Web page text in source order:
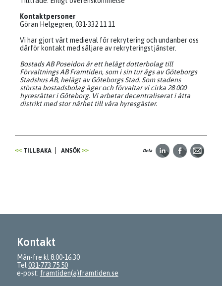
Kontaktpersoner
Göran Helgegren, 031-332 11 11
Vi har gjort vårt medieval för rekrytering och undanber oss
därför kontakt med säljare av rekryteringstjänster.
Bostads AB Poseidon är ett helägt dotterbolag till
Förvaltnings AB Framtiden, som i sin tur ägs av Göteborgs
Stadshus AB, helägt av Göteborgs Stad. Som stadens
största bostadsbolag äger och förvaltar vi cirka 28 000
hyresrätter i Göteborg. Vi arbetar decentraliserat i åtta
distrikt med stor närhet till våra hyresgäster.
TILLBAKA ANSÖK Dela
Kontakt
Mån-fre kl 8.00-16.30
Tel 031-773 75 50
e-post: framtiden(a)framtiden.se